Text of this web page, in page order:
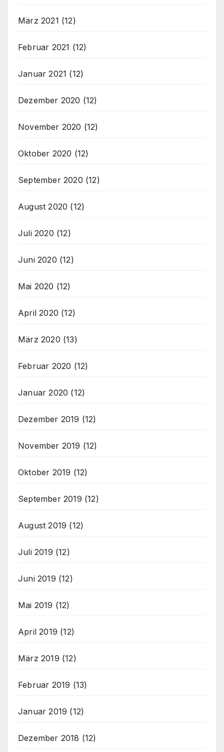
März 2021 (12)
Februar 2021 (12)
Januar 2021 (12)
Dezember 2020 (12)
November 2020 (12)
Oktober 2020 (12)
September 2020 (12)
August 2020 (12)
Juli 2020 (12)
Juni 2020 (12)
Mai 2020 (12)
April 2020 (12)
März 2020 (13)
Februar 2020 (12)
Januar 2020 (12)
Dezember 2019 (12)
November 2019 (12)
Oktober 2019 (12)
September 2019 (12)
August 2019 (12)
Juli 2019 (12)
Juni 2019 (12)
Mai 2019 (12)
April 2019 (12)
März 2019 (12)
Februar 2019 (13)
Januar 2019 (12)
Dezember 2018 (12)